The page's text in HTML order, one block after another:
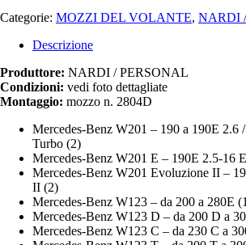
Categorie: MOZZI DEL VOLANTE, NARDI
Descrizione
Produttore: NARDI / PERSONAL
Condizioni: vedi foto dettagliate
Montaggio: mozzo n. 2804D
Mercedes-Benz W201 – 190 a 190E 2.6
Turbo (2)
Mercedes-Benz W201 E – 190E 2.5-16
Mercedes-Benz W201 Evoluzione II –
II (2)
Mercedes-Benz W123 – da 200 a 280E
Mercedes-Benz W123 D – da 200 D a
Mercedes-Benz W123 C – da 230 C a